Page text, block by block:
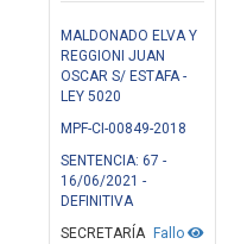
MALDONADO ELVA Y
REGGIONI JUAN
OSCAR S/ ESTAFA -
LEY 5020
MPF-CI-00849-2018
SENTENCIA: 67 -
16/06/2021 -
DEFINITIVA
Fallo
SECRETARÍA